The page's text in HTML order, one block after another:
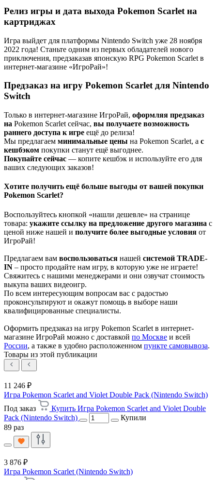
Релиз игры и дата выхода Pokemon Scarlet на
картриджах
Игра выйдет для платформы Nintendo Switch уже 28 ноября
2022 года! Станьте одним из первых обладателей нового
приключения, предзаказав японскую RPG Pokemon Scarlet в
интернет-магазине «ИгроРай»!
Предзаказ на игру Pokemon Scarlet для Nintendo
Switch
Только в интернет-магазине ИгроРай, оформляя предзаказ
на Pokemon Scarlet сейчас, вы получаете возможность
раннего доступа к игре ещё до релиза!
Мы предлагаем минимальные цены на Pokemon Scarlet, а с
кешбэком покупки станут ещё выгоднее.
Покупайте сейчас — копите кешбэк и используйте его для
ваших следующих заказов!
Хотите получить ещё больше выгоды от вашей покупки
Pokemon Scarlet?
Воспользуйтесь кнопкой «нашли дешевле» на странице
товара: укажите ссылку на предложение другого магазина с
ценой ниже нашей и получите более выгодные условия от
ИгроРай!
Предлагаем вам воспользоваться нашей системой TRADE-
IN – просто продайте нам игру, в которую уже не играете!
Свяжитесь с нашими менеджерами и они озвучат стоимость
выкупа ваших видеоигр.
По всем интересующим вопросам вас с радостью
проконсультируют и окажут помощь в выборе наши
квалифицированные специалисты.
Оформить предзаказ на игру Pokemon Scarlet в интернет-
магазине ИгроРай можно с доставкой по Москве и всей
России, а также в удобно расположенном пункте самовывоза.
Товары из этой публикации
11 246 ₽
Игра Pokemon Scarlet and Violet Double Pack (Nintendo Switch)
Под заказ
Купить Игра Pokemon Scarlet and Violet Double
Pack (Nintendo Switch)
Купили
89 раз
3 876 ₽
Игра Pokemon Scarlet (Nintendo Switch)